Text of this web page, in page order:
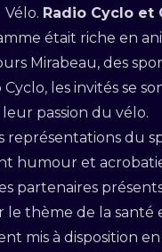
Radio Cyclo et
était riche en
Mirabeau, des
les invités se
passion du vélo.
du
humour et
partenaires
le thème de la
mis à disposition